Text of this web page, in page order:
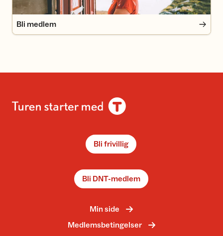
Bli medlem
Bli frivillig
Bli DNT-medlem
Min side
Medlemsbetingelser